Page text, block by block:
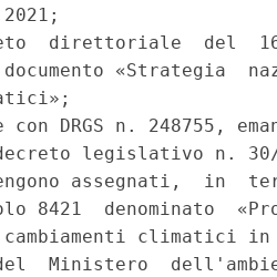
direttoriale  del
documento «Strategia
con DRGS n. 248755,
decreto legislativo n.
assegnati,  in
8421  denominato
climatici
Ministero